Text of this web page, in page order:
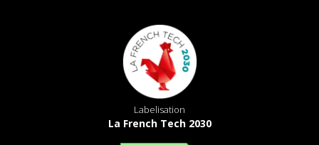
Labelisation
La French Tech 2030